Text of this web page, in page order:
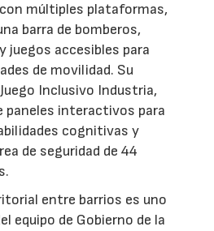
múltiples plataformas,
barra de bomberos,
juegos accesibles para
de movilidad. Su
Inclusivo Industria,
paneles interactivos para
cognitivas y
de seguridad de 44
entre barrios es uno
equipo de Gobierno de la